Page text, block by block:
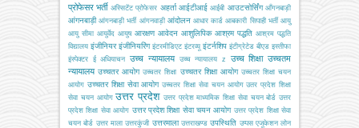
प्रोफेसर भर्ती अस्सिटेंट प्रोफेसर अहर्ता आईटीआई आईबी आउटसोर्सिंग आँगनबाड़ी
आंगनबाड़ी आंगनबाड़ी भर्ती आंगनवाड़ी आंदोलन आधार कार्ड आबकारी सिपाही भर्ती आयु
आयु सीमा आयुर्वेद आयुष आरक्षण आवेदन आशुलिपिक आश्रम पद्धति आश्रम पद्धति
विद्यालय इंजीनियर इंजीनियरिंग इंटरमीडिएट इंटरव्यू इंटर्नशिप इंटीग्रेटेड बीएड इस्तीफा
इंस्पेक्टर ई अधियाचन उच्च न्यायालय उच्च न्यायालय z उच्च शिक्षा उच्चतम
न्यायालय उच्चतर आयोग उच्चतर शिक्षा उच्चतर शिक्षा आयोग उच्चतर शिक्षा चयन
आयोग उच्चतर शिक्षा सेवा आयोग उच्चतर शिक्षा सेवा चयन आयोग उतर प्रदेश शिक्षा
सेवा चयन आयोग उत्तर प्रदेश उत्तर प्रदेश माध्यमिक शिक्षा सेवा चयन बोर्ड उत्तर
प्रदेश शिक्षा सेवा आयोग उत्तर प्रदेश शिक्षा सेवा चयन आयोग उत्तर प्रदेश शिक्षा सेवा
चयन बोर्ड उत्तर माला उत्तरकुंजी उत्तरमाला उत्तराखण्ड उपस्थिति उप्पस एजूकेशन लोन